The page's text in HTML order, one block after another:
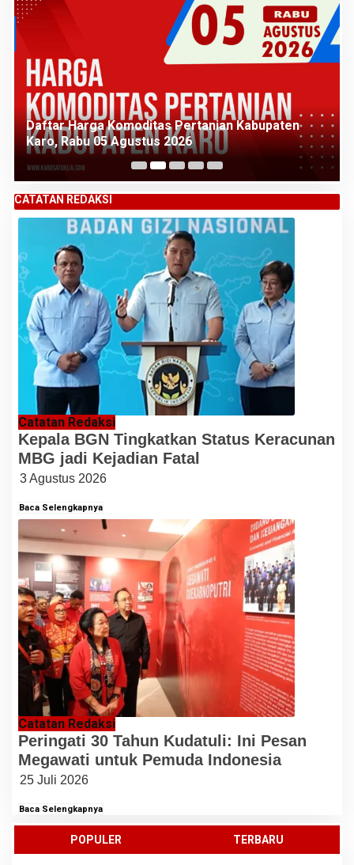
Daftar Harga Komoditas Pertanian Kabupaten
Karo, Rabu 05 Agustus 2026
CATATAN REDAKSI
Catatan Redaksi
Kepala BGN Tingkatkan Status Keracunan
MBG jadi Kejadian Fatal
3 Agustus 2026
Baca Selengkapnya
Catatan Redaksi
Peringati 30 Tahun Kudatuli: Ini Pesan
Megawati untuk Pemuda Indonesia
25 Juli 2026
Baca Selengkapnya
POPULER TERBARU